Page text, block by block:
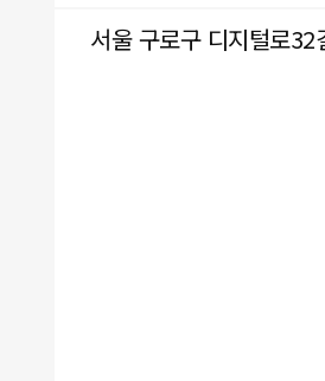
서울 구로구 디지털로